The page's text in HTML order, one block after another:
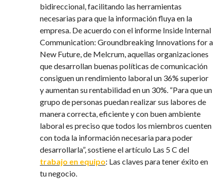
bidireccional, facilitando las herramientas
necesarias para que la información fluya en la
empresa. De acuerdo con el informe Inside Internal
Communication: Groundbreaking Innovations for a
New Future, de Melcrum, aquellas organizaciones
que desarrollan buenas políticas de comunicación
consiguen un rendimiento laboral un 36% superior
y aumentan su rentabilidad en un 30%. “Para que un
grupo de personas puedan realizar sus labores de
manera correcta, eficiente y con buen ambiente
laboral es preciso que todos los miembros cuenten
con toda la información necesaria para poder
desarrollarla”, sostiene el artículo Las 5 C del
trabajo en equipo: Las claves para tener éxito en
tu negocio.